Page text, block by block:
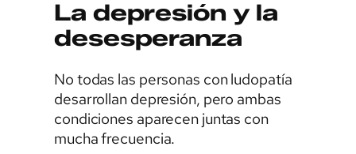
La depresión y la
desesperanza
No todas las personas con ludopatía
desarrollan depresión, pero ambas
condiciones aparecen juntas con
mucha frecuencia.